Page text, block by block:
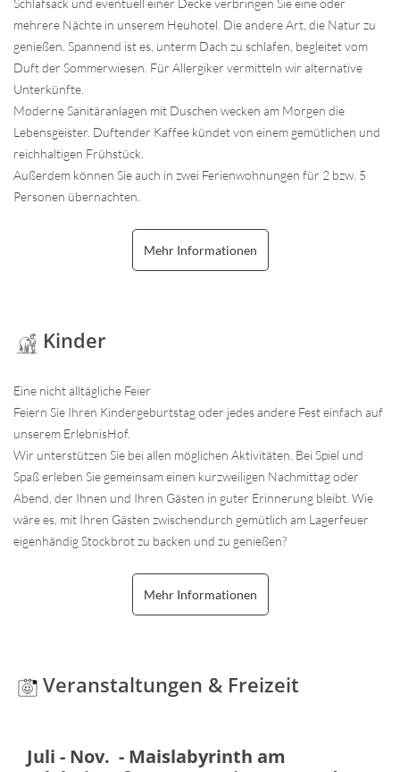
mehrere Nächte in unserem Heuhotel. Die andere Art, die Natur zu
genießen. Spannend ist es, unterm Dach zu schlafen, begleitet vom
Duft der Sommerwiesen. Für Allergiker vermitteln wir alternative
Unterkünfte.
Moderne Sanitäranlagen mit Duschen wecken am Morgen die
Lebensgeister. Duftender Kaffee kündet von einem gemütlichen und
reichhaltigen Frühstück.
Außerdem können Sie auch in zwei Ferienwohnungen für 2 bzw. 5
Personen übernachten.
Mehr Informationen
Kinder
Eine nicht alltägliche Feier
Feiern Sie Ihren Kindergeburtstag oder jedes andere Fest einfach auf
unserem ErlebnisHof.
Wir unterstützen Sie bei allen möglichen Aktivitäten. Bei Spiel und
Spaß erleben Sie gemeinsam einen kurzweiligen Nachmittag oder
Abend, der Ihnen und Ihren Gästen in guter Erinnerung bleibt. Wie
wäre es, mit Ihren Gästen zwischendurch gemütlich am Lagerfeuer
eigenhändig Stockbrot zu backen und zu genießen?
Mehr Informationen
Veranstaltungen & Freizeit
Juli - Nov. - Maislabyrinth am